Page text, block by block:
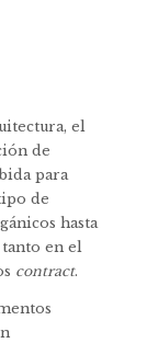
el
de
para
de
hasta
en el
contract.